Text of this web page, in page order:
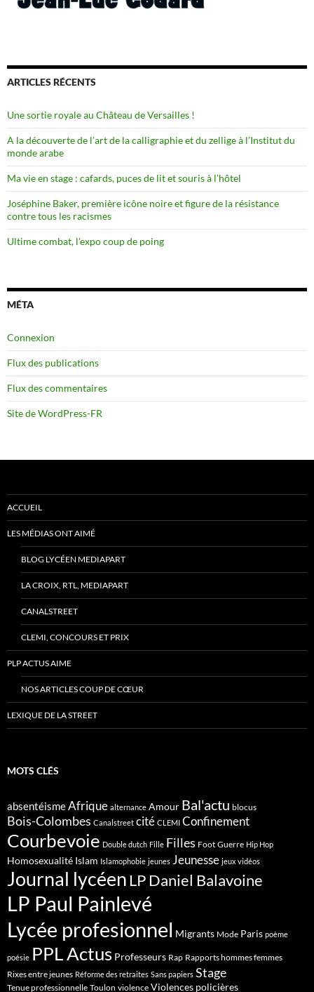
ARTICLES RÉCENTS
Une sortie royale au Château de Versailles !
A la découverte de l’art de la calligraphie et du zellige à l’Institut du
monde arabe
Ma vie en stage : cafards, puces de lit et souris à l’hôtel
Joséphine Baker, première icône noire et figure de la résistance
contre tous les racismes
Ultime combat, l’expo coup de poing
MÉTA
Connexion
Flux des publications
Flux des commentaires
Site de WordPress-FR
ACCUEIL
LES MÉDIAS ONT AIMÉ
BLOG LYCÉEN MEDIAPART
LA CROIX, RTL, MEDIAPART
CANALSTREET
CLEMI, CONCOURS ET PRIX
PLP ACTUS AIME
NOS ARTICLES COUP DE CŒUR
LEXIQUE DE LA STREET
MOTS CLÉS
absentéismeAfrique alternance Amour Bal'actu blocus
Bois-Colombes Canalstreet cité CLEMI Confinement
Courbevoie Double dutch Fille Filles Foot Guerre Hip Hop
Homosexualité Islam Islamophobie jeunes Jeunesse jeux vidéos
Journal lycéenLP Daniel Balavoine
LP Paul Painlevé
Lycée profesionnel Migrants Mode Paris poème
poésie PPL Actus Professeurs Rap Rapports hommes femmes
Rixes entre jeunes Réforme des retraites Sans papiers Stage
Tenue professionnelle Toulon violence Violences policières